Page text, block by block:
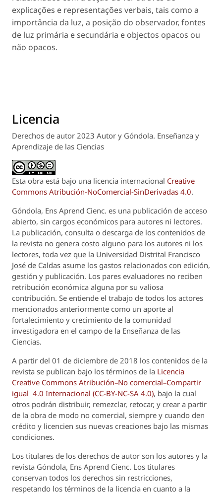
explicações e representações verbais, tais como a
importância da luz, a posição do observador, fontes
de luz primária e secundária e objectos opacos ou
não opacos.
Licencia
Derechos de autor 2023 Autor y Góndola. Enseñanza y
Aprendizaje de las Ciencias
Esta obra está bajo una licencia internacional Creative
Commons Atribución-NoComercial-SinDerivadas 4.0.
Góndola, Ens Aprend Cienc. es una publicación de acceso
abierto, sin cargos económicos para autores ni lectores.
La publicación, consulta o descarga de los contenidos de
la revista no genera costo alguno para los autores ni los
lectores, toda vez que la Universidad Distrital Francisco
José de Caldas asume los gastos relacionados con edición,
gestión y publicación. Los pares evaluadores no reciben
retribución económica alguna por su valiosa
contribución. Se entiende el trabajo de todos los actores
mencionados anteriormente como un aporte al
fortalecimiento y crecimiento de la comunidad
investigadora en el campo de la Enseñanza de las
Ciencias.
A partir del 01 de diciembre de 2018 los contenidos de la
revista se publican bajo los términos de la Licencia
Creative Commons Atribución–No comercial–Compartir
igual 4.0 Internacional (CC-BY-NC-SA 4.0), bajo la cual
otros podrán distribuir, remezclar, retocar, y crear a partir
de la obra de modo no comercial, siempre y cuando den
crédito y licencien sus nuevas creaciones bajo las mismas
condiciones.
Los titulares de los derechos de autor son los autores y la
revista Góndola, Ens Aprend Cienc. Los titulares
conservan todos los derechos sin restricciones,
respetando los términos de la licencia en cuanto a la